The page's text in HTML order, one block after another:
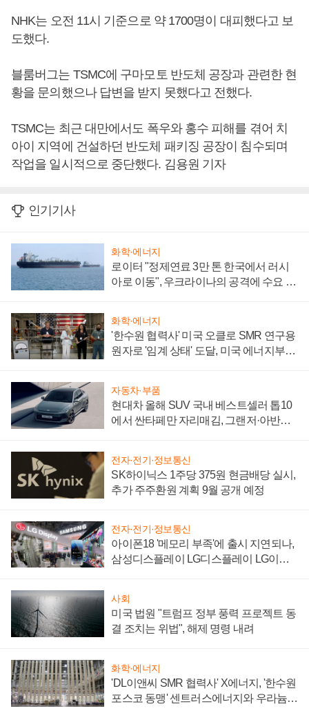
NHK는 오전 11시 기준으로 약 1700명이 대피했다고 보
도했다.
블룸버그는 TSMC에 구마모토 반도체 공장과 관련한 현
황을 문의했으나 답변을 받지 못했다고 전했다.
TSMC는 최근 대만에서도 폭우와 홍수 피해를 겪어 치
아이 지역에 건설하던 반도체 패키징 공장이 침수되며
작업을 일시적으로 중단했다. 김용원 기자
인기기사
화학·에너지
로이터 "정제연료 3만 톤 한국에서 러시
아로 이동", 우크라이나의 공격에 수요 늘
화학·에너지
'한수원 협력사' 미국 오클로 SMR 연구용
원자로 '임계 상태' 도달, 미국 에너지부
자동차·부품
현대차 올해 SUV 국내 베스트셀러 톱10
에서 싼타페만 자리매김, 그랜저·아반떼
전자·전기·정보통신
SK하이닉스 1주당 375원 현금배당 실시,
추가 주주환원 계획 9월 공개 예정
전자·전기·정보통신
아이폰18 '메모리 부족'에 출시 지연되나,
삼성디스플레이 LG디스플레이 LG이노
사회
미국 법원 "트럼프 정부 풍력 프로젝트 동
결 조치는 위법", 해제 명령 내려
화학·에너지
'DL이앤씨 SMR 협력사' X에너지, '한수원
포스코 동맹' 센트러스에너지와 우라늄